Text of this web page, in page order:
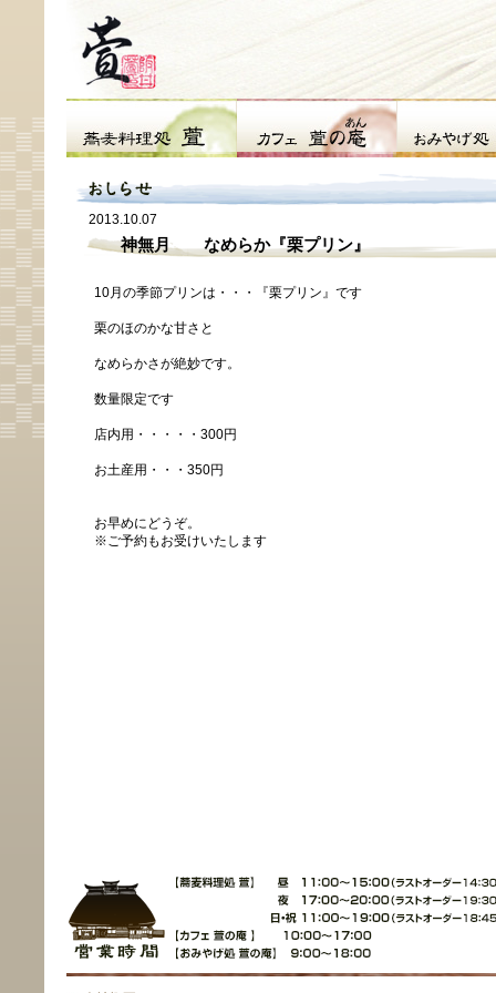
2013.10.07
神無月 なめらか『栗プリン』
10月の季節プリンは・・・『栗プリン』です
栗のほのかな甘さと
なめらかさが絶妙です。
数量限定です
店内用・・・・・300円
お土産用・・・350円
お早めにどうぞ。
※ご予約もお受けいたします